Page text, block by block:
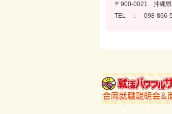
〒900-0021 沖縄県
TEL ： 098-866-